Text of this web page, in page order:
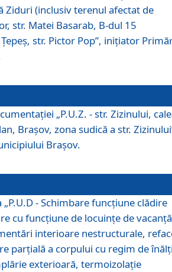
Ziduri (inclusiv terenul afectat de
str. Matei Basarab, B-dul 15
str. Pictor Pop”, iniţiator
„P.U.Z. - str. Zizinului,
Braşov, zona sudică a str.
Braşov.
- Schimbare funcţiune clădire
cu funcţiune de locuinţe de
interioare nestructurale,
parţială a corpului cu regim de
exterioară, termoizolaţie